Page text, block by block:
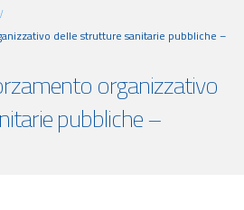
delle strutture sanitarie pubbliche –
organizzativo
pubbliche –